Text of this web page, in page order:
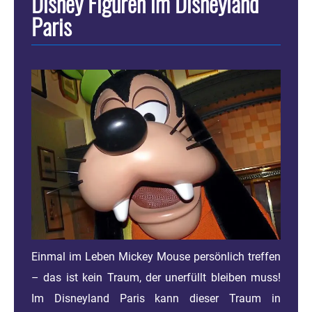
Paris
Einmal im Leben Mickey Mouse persönlich treffen
– das ist kein Traum, der unerfüllt bleiben muss!
Im Disneyland Paris kann dieser Traum in